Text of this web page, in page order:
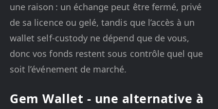
une raison : un échange peut être fermé, privé
de sa licence ou gelé, tandis que l’accès à un
wallet self-custody ne dépend que de vous,
donc vos fonds restent sous contrôle quel que
soit l’événement de marché.
Gem Wallet - une alternative à